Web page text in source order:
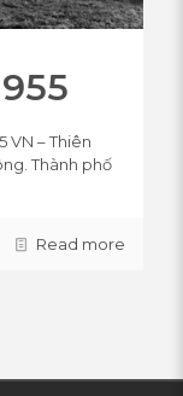
VN – Thiên
Thành phố
Read more